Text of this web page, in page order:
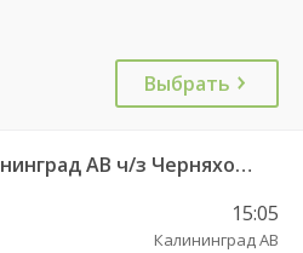
Выбрать
580 Гусев КДП — Калининград АВ ч/з Черняховск АС
15:05
Калининград АВ